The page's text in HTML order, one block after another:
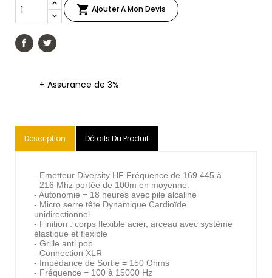
 Ajouter A Mon Devis
+ Assurance de 3%
Description Détails Du Produit
- Emetteur Diversity HF Fréquence de 169.445 à
216 Mhz portée de 100m en moyenne.
- Autonomie = 18 heures avec pile alcaline
- Micro serre tête Dynamique Cardioïde
unidirectionnel
- Finition : corps flexible acier, arceau avec système
élastique et flexible
- Grille anti pop
- Connection XLR
- Impédance de Sortie = 150 Ohms
- Fréquence = 100 à 15000 Hz